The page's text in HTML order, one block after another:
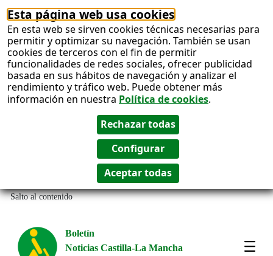
Esta página web usa cookies
En esta web se sirven cookies técnicas necesarias para
permitir y optimizar su navegación. También se usan
cookies de terceros con el fin de permitir
funcionalidades de redes sociales, ofrecer publicidad
basada en sus hábitos de navegación y analizar el
rendimiento y tráfico web. Puede obtener más
información en nuestra Política de cookies.
Salto al contenido
Boletín
Noticias Castilla-La Mancha